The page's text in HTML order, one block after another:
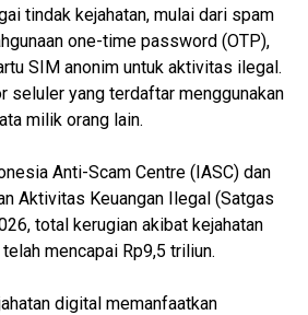
tindak kejahatan, mulai dari spam
one-time password (OTP),
SIM anonim untuk aktivitas ilegal.
seluler yang terdaftar menggunakan
milik orang lain.
Anti-Scam Centre (IASC) dan
Aktivitas Keuangan Ilegal (Satgas
total kerugian akibat kejahatan
mencapai Rp9,5 triliun.
digital memanfaatkan